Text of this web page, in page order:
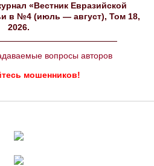
«Вестник Евразийской
в №4 (июль — август), Том 18,
2026.
вопросы авторов
мошенников!